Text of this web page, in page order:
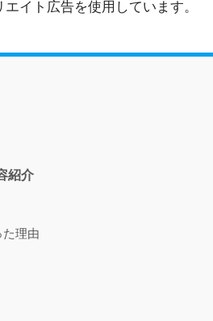
イト広告を使用しています。
紹介
理由